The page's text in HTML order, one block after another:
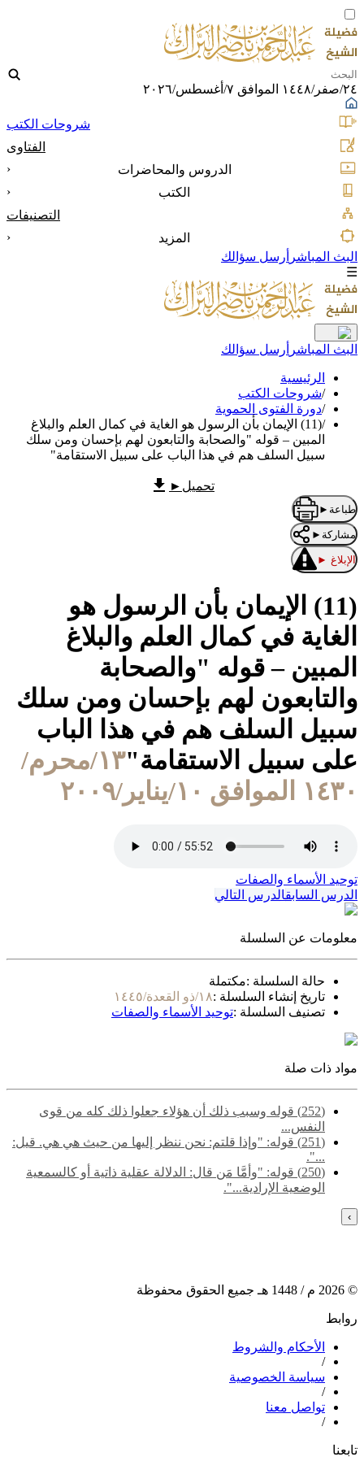
٢٤/صفر/١٤٤٨ الموافق ٧/أغسطس/٢٠٢٦
شروحات الكتب
الفتاوى
الدروس والمحاضرات
‹
الكتب
‹
التصنيفات
المزيد
‹
البث المباشر أرسل سؤالك
☰
البث المباشر أرسل سؤالك
الرئيسية
/شروحات الكتب
/دورة الفتوى الحموية
/
(11) الإيمان بأن الرسول هو الغاية في كمال العلم والبلاغ
المبين – قوله "والصحابة والتابعون لهم بإحسان ومن سلك
سبيل السلف هم في هذا الباب على سبيل الاستقامة"
تحميل ►
طباعة ►
مشاركة ►
الإبلاغ ►
(11) الإيمان بأن الرسول هو
الغاية في كمال العلم والبلاغ
المبين – قوله "والصحابة
والتابعون لهم بإحسان ومن سلك
سبيل السلف هم في هذا الباب
على سبيل الاستقامة"
١٣/محرم/
١٤٣٠ الموافق ١٠/يناير/٢٠٠٩
توحيد الأسماء والصفات
الدرس السابقالدرس التالي
معلومات عن السلسلة
حالة السلسلة :مكتملة
تاريخ إنشاء السلسلة :١٨/ذو القعدة/١٤٤٥
تصنيف السلسلة :توحيد الأسماء والصفات
مواد ذات صلة
(252) قوله وسبب ذلك أن هؤلاء جعلوا ذلك كله من قوى
النفس...
(251) قوله: "وإذا قلتم: نحن ننظر إليها من حيث هي هي. قيل:
...".
(250) قوله: "وأمَّا مَن قال: الدلالة عقلية ذاتية أو كالسمعية
الوضعية الإرادية...".
›
©
2026 م / 1448 هـ جميع الحقوق محفوظة
روابط
الأحكام والشروط
/
سياسة الخصوصية
/
تواصل معنا
/
تابعنا